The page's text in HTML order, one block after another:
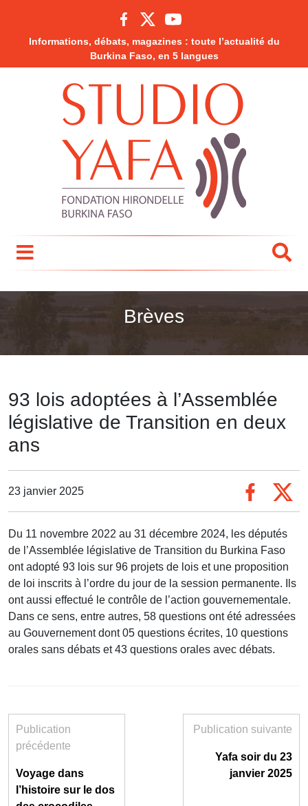
Informations, débats, magazines : toute l’actualité du
Burkina Faso, en 5 langues
Brèves
93 lois adoptées à l’Assemblée
législative de Transition en deux
ans
23 janvier 2025
Du 11 novembre 2022 au 31 décembre 2024, les députés
de l’Assemblée législative de Transition du Burkina Faso
ont adopté 93 lois sur 96 projets de lois et une proposition
de loi inscrits à l’ordre du jour de la session permanente. Ils
ont aussi effectué le contrôle de l’action gouvernementale.
Dans ce sens, entre autres, 58 questions ont été adressées
au Gouvernement dont 05 questions écrites, 10 questions
orales sans débats et 43 questions orales avec débats.
Publication
précédente
Voyage dans
l’histoire sur le dos
Publication suivante
Yafa soir du 23
janvier 2025